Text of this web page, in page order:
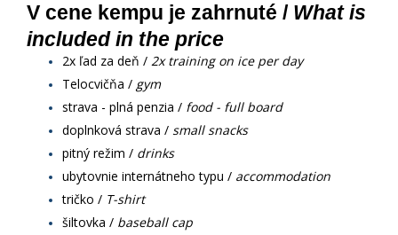
V cene kempu je zahrnuté / What is
included in the price
2x ľad za deň / 2x training on ice per day
Telocvičňa / gym
strava - plná penzia / food - full board
doplnková strava / small snacks
pitný režim / drinks
ubytovnie internátneho typu / accommodation
tričko / T-shirt
šiltovka / baseball cap